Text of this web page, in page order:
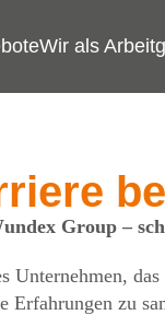
Wir als
Group –
Unternehmen,
Erfahrungen zu